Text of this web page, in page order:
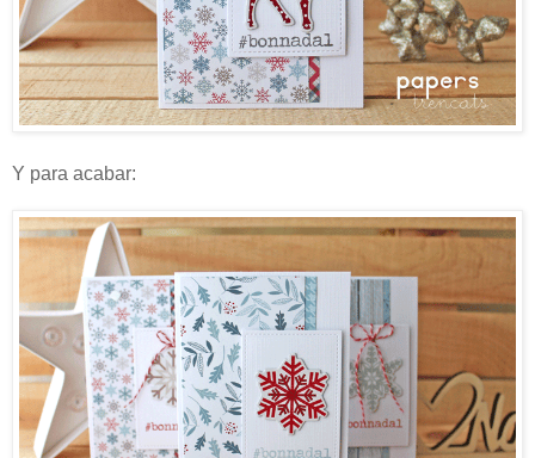
Y para acabar: